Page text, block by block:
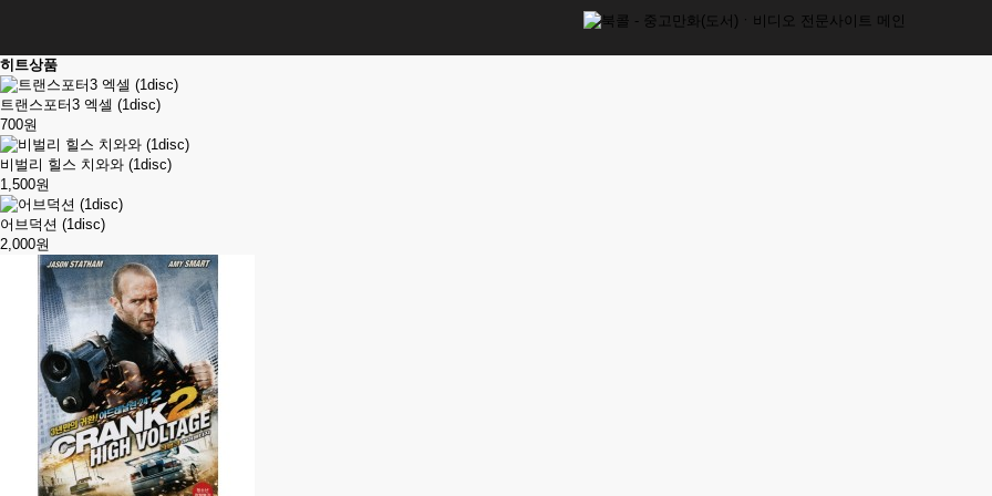
히트상품
트랜스포터3 엑셀 (1disc)
700원
비벌리 힐스 치와와 (1disc)
1,500원
어브덕션 (1disc)
2,000원